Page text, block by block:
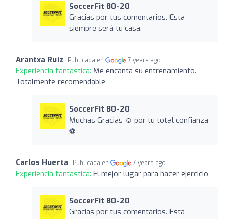
SoccerFit 80-20
Gracias por tus comentarios. Esta
siempre será tu casa.
Arantxa Ruiz Publicada en 7 years ago
Experiencia fantástica: Me encanta su entrenamiento.
Totalmente recomendable
SoccerFit 80-20
Muchas Gracias ☺️ por tu total confianza
⚽️
Carlos Huerta Publicada en 7 years ago
Experiencia fantástica: El mejor lugar para hacer ejercicio
SoccerFit 80-20
Gracias por tus comentarios. Esta